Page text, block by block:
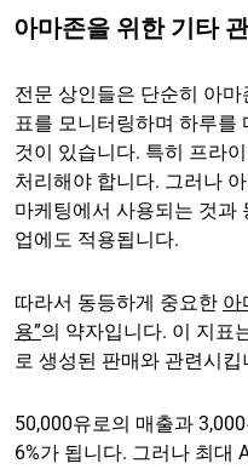
아마존을 위한 기타
전문 상인들은 단순히 아마
표를 모니터링하며 하루를
것이 있습니다. 특히 프라
처리해야 합니다. 그러나
마케팅에서 사용되는 것과
업에도 적용됩니다.
따라서 동등하게 중요한 아
용”의 약자입니다. 이 지표
로 생성된 판매와 관련시
50,000유로의 매출과
6%가 됩니다. 그러나 최대